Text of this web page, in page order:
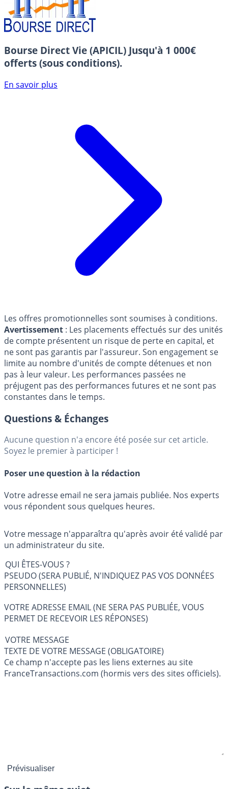
Bourse Direct Vie (APICIL) Jusqu'à 1 000€
offerts (sous conditions).
En savoir plus
Les offres promotionnelles sont soumises à conditions.
Avertissement : Les placements effectués sur des unités
de compte présentent un risque de perte en capital, et
ne sont pas garantis par l'assureur. Son engagement se
limite au nombre d'unités de compte détenues et non
pas à leur valeur. Les performances passées ne
préjugent pas des performances futures et ne sont pas
constantes dans le temps.
Questions & Échanges
Aucune question n'a encore été posée sur cet article.
Soyez le premier à participer !
Poser une question à la rédaction
Votre adresse email ne sera jamais publiée. Nos experts
vous répondent sous quelques heures.
Votre message n'apparaîtra qu'après avoir été validé par
un administrateur du site.
QUI ÊTES-VOUS ?
PSEUDO (SERA PUBLIÉ, N'INDIQUEZ PAS VOS DONNÉES
PERSONNELLES)
VOTRE ADRESSE EMAIL (NE SERA PAS PUBLIÉE, VOUS
PERMET DE RECEVOIR LES RÉPONSES)
VOTRE MESSAGE
TEXTE DE VOTRE MESSAGE (OBLIGATOIRE)
Ce champ n'accepte pas les liens externes au site
FranceTransactions.com (hormis vers des sites officiels).